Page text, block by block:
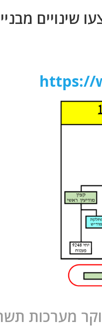
שינויים
https://
מערכות